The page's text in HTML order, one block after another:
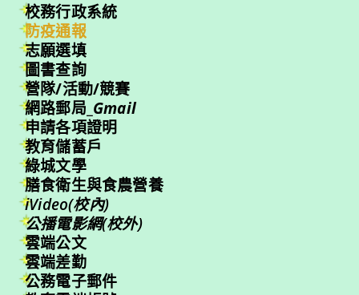
校務行政系統
防疫通報
志願選填
圖書查詢
營隊/活動/競賽
網路郵局_ Gmail
申請各項證明
教育儲蓄戶
綠城文學
膳食衛生與食農營養
iVideo(校內)
公播電影網(校外)
雲端公文
雲端差勤
公務電子郵件